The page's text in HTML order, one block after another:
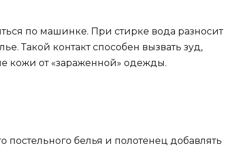
по машинке. При стирке вода разносит
Такой контакт способен вызвать зуд,
кожи от «зараженной» одежды.
постельного белья и полотенец добавлять